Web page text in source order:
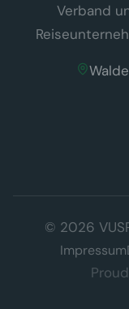
Verband
© 2026
Impressum
Diese Website
TDDDG). Es
eingesetzt.